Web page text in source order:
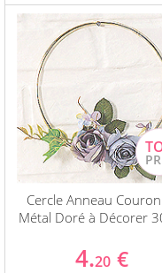
Cercle Anneau
Métal Doré à Décorer
4.20 €